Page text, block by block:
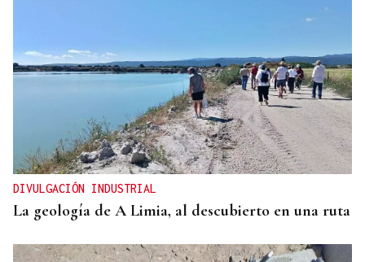
DIVULGACIÓN INDUSTRIAL
La geología de A Limia, al descubierto en una ruta